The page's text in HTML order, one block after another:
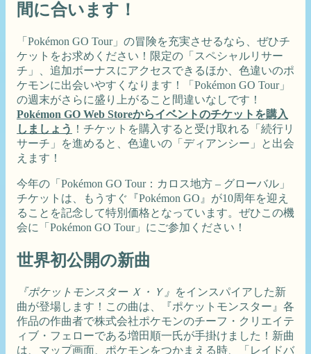
間に合います！
「Pokémon GO Tour」の冒険を充実させるなら、ぜひチ
ケットをお求めください！限定の「スペシャルリサー
チ」、追加ボーナスにアクセスできるほか、色違いのポ
ケモンに出会いやすくなります！「Pokémon GO Tour」
の週末がさらに盛り上がること間違いなしです！
Pokémon GO Web Storeからイベントのチケットを購入
しましょう ！チケットを購入すると受け取れる「続行リ
サーチ」を進めると、色違いの「ディアンシー」と出会
えます！
今年の「Pokémon GO Tour：カロス地方 – グローバル」
チケットは、もうすぐ『Pokémon GO』が10周年を迎え
ることを記念して特別価格となっています。ぜひこの機
会に「Pokémon GO Tour」にご参加ください！
世界初公開の新曲
『ポケットモンスター Ｘ・Ｙ』 をインスパイアした新
曲が登場します！この曲は、『ポケットモンスター』各
作品の作曲者で株式会社ポケモンのチーフ・クリエイテ
ィブ・フェローである増田順一氏が手掛けました！新曲
は、マップ画面、ポケモンをつかまえる時、「レイドバ